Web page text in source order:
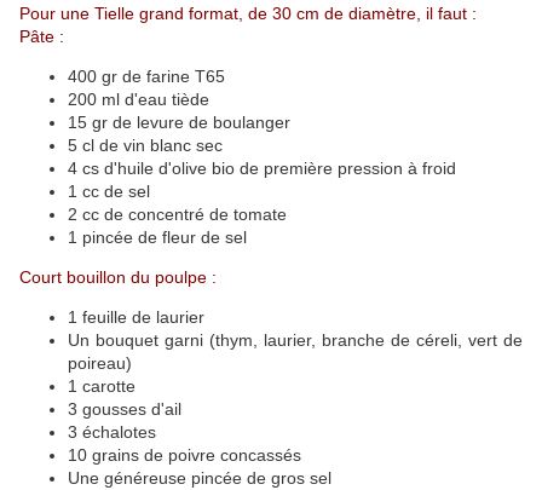
Pour une Tielle grand format, de 30 cm de diamètre, il faut :
Pâte :
400 gr de farine T65
200 ml d'eau tiède
15 gr de levure de boulanger
5 cl de vin blanc sec
4 cs d'huile d'olive bio de première pression à froid
1 cc de sel
2 cc de concentré de tomate
1 pincée de fleur de sel
Court bouillon du poulpe :
1 feuille de laurier
Un bouquet garni (thym, laurier, branche de céreli, vert de
poireau)
1 carotte
3 gousses d'ail
3 échalotes
10 grains de poivre concassés
Une généreuse pincée de gros sel